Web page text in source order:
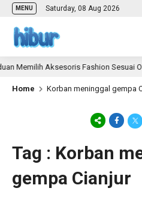
MENU Saturday, 08 Aug 2026
Memilih Aksesoris Fashion Sesuai
Home Korban meninggal gempa
Tag : Korban
gempa Cianjur